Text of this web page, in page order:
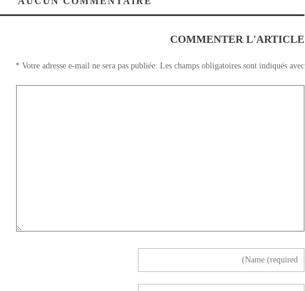
COMMENTER L'ARTICLE
Votre adresse e-mail ne sera pas publiée. Les champs obligatoires sont indiqués avec
*